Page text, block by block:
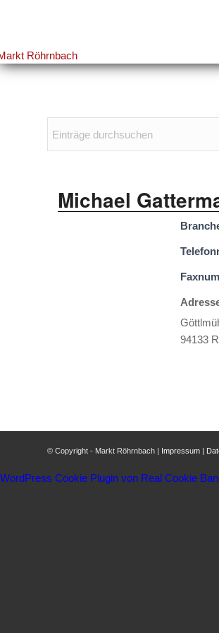
Michael
94133
© Copyright - Markt Röhrnbach | Impressum |
WordPress Cookie Plugin von Real Cookie